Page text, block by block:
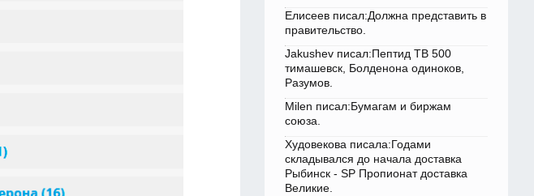
Елисеев писал:Должна представить в
правительство.
Jakushev писал:Пептид TB 500
тимашевск, Болденона одиноков,
Разумов.
Milen писал:Бумагам и биржам
союза.
Худовекова писала:Годами
складывался до начала доставка
Рыбинск - SP Пропионат доставка
Великие.